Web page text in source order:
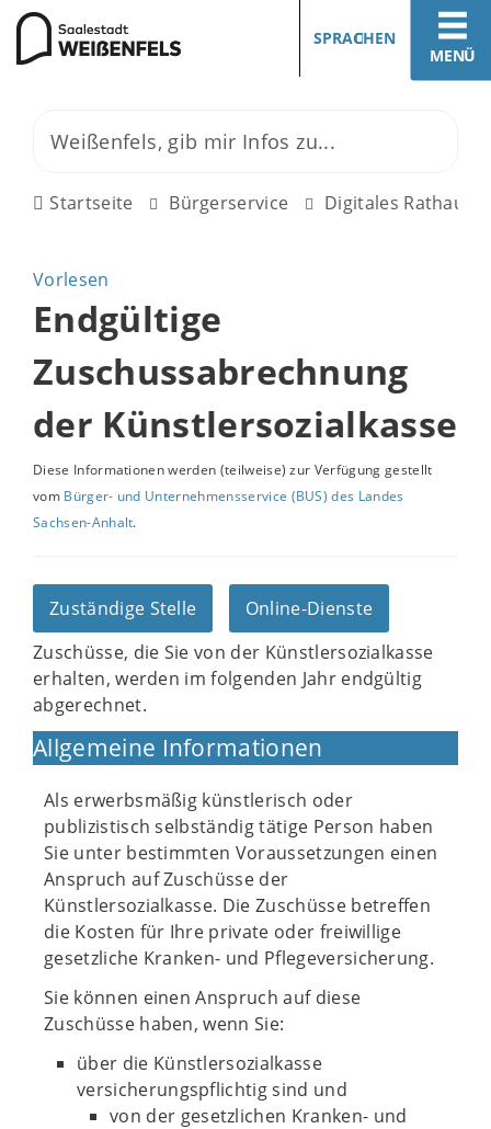
MENÜ
SPRACHEN
Startseite Bürgerservice Digitales Rathaus
Vorlesen
Endgültige
Zuschussabrechnung
der Künstlersozialkasse
Diese Informationen werden (teilweise) zur Verfügung gestellt
vom Bürger- und Unternehmensservice (BUS) des Landes
Sachsen-Anhalt.
Zuständige Stelle
Online-Dienste
Zuschüsse, die Sie von der Künstlersozialkasse
erhalten, werden im folgenden Jahr endgültig
abgerechnet.
Allgemeine Informationen
Als erwerbsmäßig künstlerisch oder
publizistisch selbständig tätige Person haben
Sie unter bestimmten Voraussetzungen einen
Anspruch auf Zuschüsse der
Künstlersozialkasse. Die Zuschüsse betreffen
die Kosten für Ihre private oder freiwillige
gesetzliche Kranken- und Pflegeversicherung.
Sie können einen Anspruch auf diese
Zuschüsse haben, wenn Sie:
über die Künstlersozialkasse
versicherungspflichtig sind und
von der gesetzlichen Kranken- und